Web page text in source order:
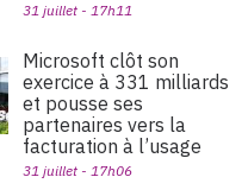
31 juillet - 17h11
Microsoft clôt son
exercice à 331 milliards
et pousse ses
partenaires vers la
facturation à l’usage
31 juillet - 17h06